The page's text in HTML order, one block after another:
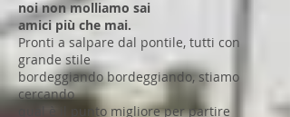
noi non molliamo sai
amici più che mai.
Pronti a salpare dal pontile, tutti con
grande stile
bordeggiando bordeggiando, stiamo
cercando
qual è il punto migliore per partire